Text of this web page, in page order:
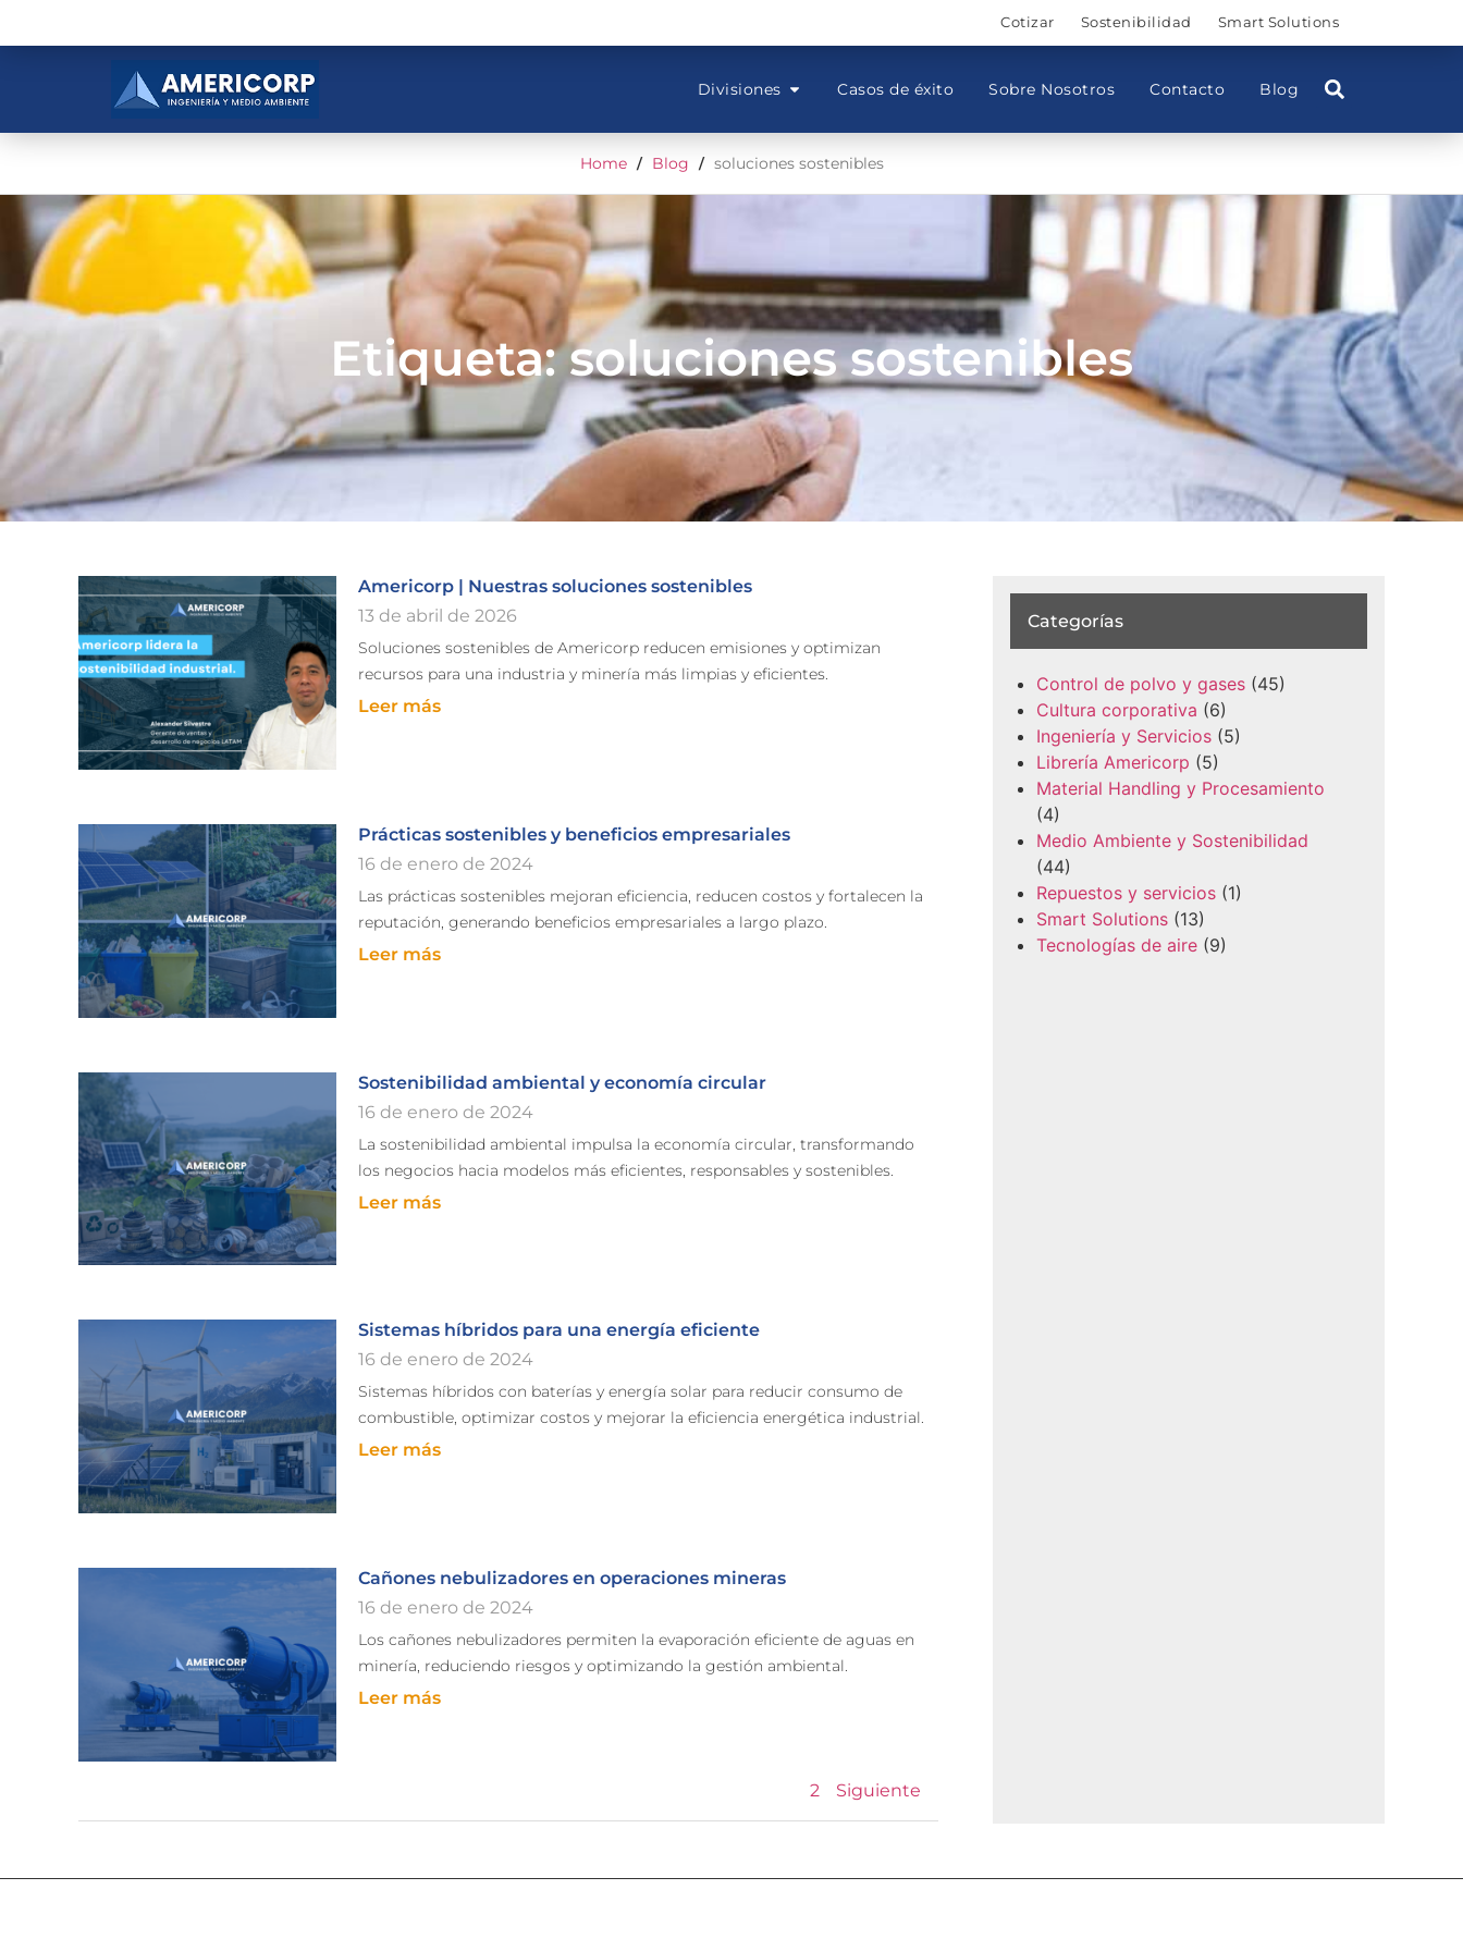
Cotizar Sostenibilidad Smart Solutions
Divisiones Casos de éxito Sobre Nosotros Contacto Blog
Home / Blog / soluciones sostenibles
Etiqueta: soluciones sostenibles
Americorp | Nuestras soluciones sostenibles
13 de abril de 2026
Soluciones sostenibles de Americorp reducen emisiones y optimizan
recursos para una industria y minería más limpias y eficientes.
Leer más
Prácticas sostenibles y beneficios empresariales
16 de enero de 2024
Las prácticas sostenibles mejoran eficiencia, reducen costos y fortalecen la
reputación, generando beneficios empresariales a largo plazo.
Leer más
Sostenibilidad ambiental y economía circular
16 de enero de 2024
La sostenibilidad ambiental impulsa la economía circular, transformando
los negocios hacia modelos más eficientes, responsables y sostenibles.
Leer más
Sistemas híbridos para una energía eficiente
16 de enero de 2024
Sistemas híbridos con baterías y energía solar para reducir consumo de
combustible, optimizar costos y mejorar la eficiencia energética industrial.
Leer más
Cañones nebulizadores en operaciones mineras
16 de enero de 2024
Los cañones nebulizadores permiten la evaporación eficiente de aguas en
minería, reduciendo riesgos y optimizando la gestión ambiental.
Leer más
2 Siguiente
Categorías
Control de polvo y gases (45)
Cultura corporativa (6)
Ingeniería y Servicios (5)
Librería Americorp (5)
Material Handling y Procesamiento
(4)
Medio Ambiente y Sostenibilidad
(44)
Repuestos y servicios (1)
Smart Solutions (13)
Tecnologías de aire (9)